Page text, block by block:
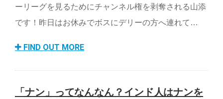
ーリーグを見るためにチャンネル権を剥奪される山添
です！昨日はお休みでボスにデリーの方へ連れて…
FIND OUT MORE
「ナン」ってなんなん？インド人はナンを